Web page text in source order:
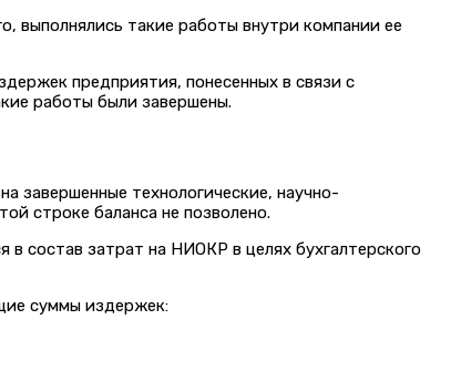
выполнялись такие работы внутри компании ее
предприятия, понесенных в связи с
работы были завершены.
завершенные технологические, научно-
строке баланса не позволено.
состав затрат на НИОКР в целях бухгалтерского
суммы издержек: